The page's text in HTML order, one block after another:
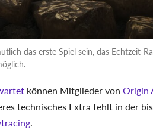
das erste Spiel sein, das Echtzeit-
können Mitglieder von Origin
technisches Extra fehlt in der
.